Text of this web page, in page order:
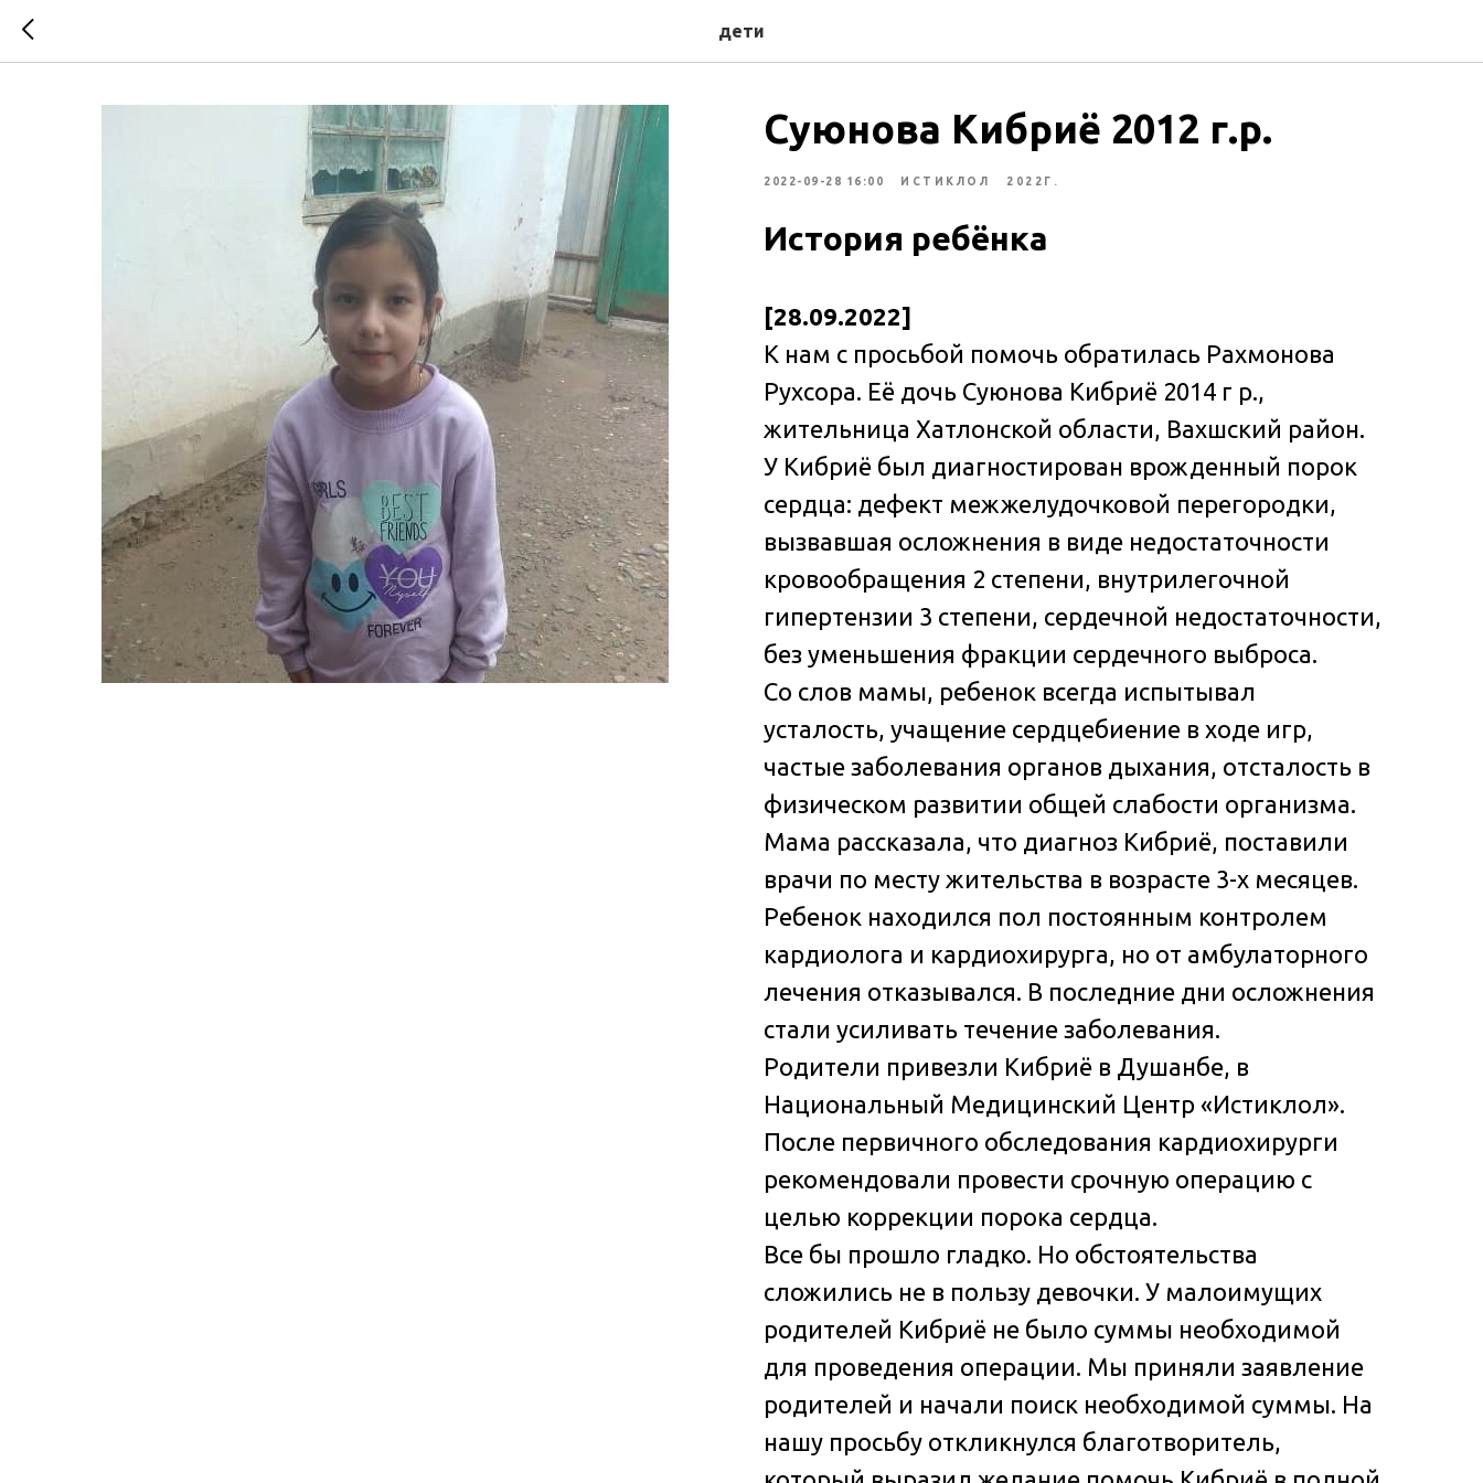
дети
Суюнова Кибриё 2012 г.р.
2022-09-28 16:00 ИСТИКЛОЛ 2022Г.
История ребёнка
[28.09.2022]
К нам с просьбой помочь обратилась Рахмонова
Рухсора. Её дочь Суюнова Кибриё 2014 г р.,
жительница Хатлонской области, Вахшский район.
У Кибриё был диагностирован врожденный порок
сердца: дефект межжелудочковой перегородки,
вызвавшая осложнения в виде недостаточности
кровообращения 2 степени, внутрилегочной
гипертензии 3 степени, сердечной недостаточности,
без уменьшения фракции сердечного выброса.
Со слов мамы, ребенок всегда испытывал
усталость, учащение сердцебиение в ходе игр,
частые заболевания органов дыхания, отсталость в
физическом развитии общей слабости организма.
Мама рассказала, что диагноз Кибриё, поставили
врачи по месту жительства в возрасте 3-х месяцев.
Ребенок находился пол постоянным контролем
кардиолога и кардиохирурга, но от амбулаторного
лечения отказывался. В последние дни осложнения
стали усиливать течение заболевания.
Родители привезли Кибриё в Душанбе, в
Национальный Медицинский Центр «Истиклол».
После первичного обследования кардиохирурги
рекомендовали провести срочную операцию с
целью коррекции порока сердца.
Все бы прошло гладко. Но обстоятельства
сложились не в пользу девочки. У малоимущих
родителей Кибриё не было суммы необходимой
для проведения операции. Мы приняли заявление
родителей и начали поиск необходимой суммы. На
нашу просьбу откликнулся благотворитель,